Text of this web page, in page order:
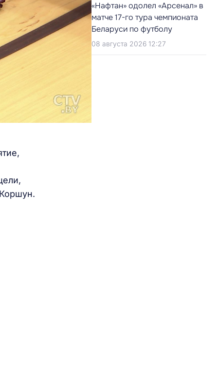
«Нафтан» одолел «Арсенал» в
матче 17-го тура чемпионата
Беларуси по футболу
08 августа 2026 12:27